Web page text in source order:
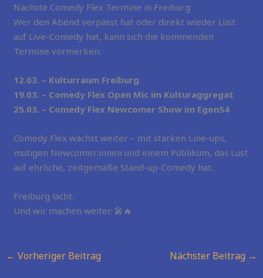
Nächste Comedy Flex Termine in Freiburg
Wer den Abend verpasst hat oder direkt wieder Lust
auf Live-Comedy hat, kann sich die kommenden
Termine vormerken:
12.03. – Kulturraum Freiburg
19.03. – Comedy Flex Open Mic im Kulturaggregat
25.03. – Comedy Flex Newcomer Show im Egon54
Comedy Flex wächst weiter – mit starken Line-ups,
mutigen Newcomer:innen und einem Publikum, das Lust
auf ehrliche, zeitgemäße Stand-up-Comedy hat.
Freiburg lacht.
Und wir machen weiter. 🎤🔥
← Vorheriger Beitrag Nächster Beitrag →